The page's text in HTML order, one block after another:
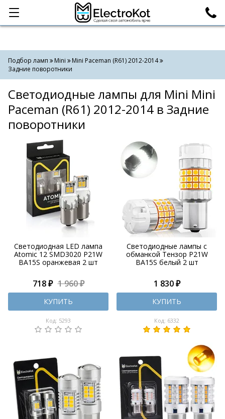
Категории Поиск
Подбор ламп Mini
Mini Paceman (R61) 2012-2014
Задние поворотники
Светодиодные лампы для Mini Mini
Paceman (R61) 2012-2014 в Задние
поворотники
Светодиодная LED лампа
Atomic 12 SMD3020 P21W
BA15S оранжевая 2 шт
718 ₽ 1 960 ₽
КУПИТЬ
Код: 5293
Светодиодные лампы с
обманкой Тензор P21W
BA15S белый 2 шт
1 830 ₽
КУПИТЬ
Код: 6332